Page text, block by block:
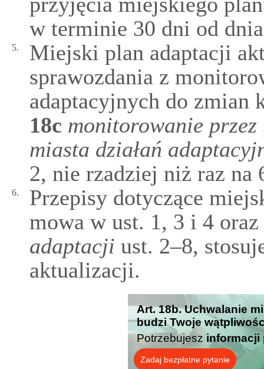
w terminie 30 dni od
5.
Miejski plan adaptacji
sprawozdania z
adaptacyjnych do
18c monitorowanie
miasta działań
2, nie rzadziej niż raz na
6.
Przepisy dotyczące
mowa w ust. 1, 3 i 4
adaptacji ust. 2–8,
aktualizacji.
Art. 18b. Uchwalanie
budzi Twoje
Potrzebujesz informacji
Zadaj bezpłatne pytanie